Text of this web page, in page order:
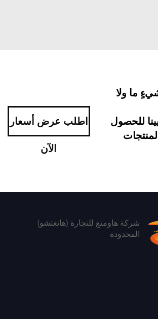
ما ولا
للحصول
اطلب عرض أسعار
الآن
شركة هاومنغ للتجارة (هانغتشو)
المحدودة